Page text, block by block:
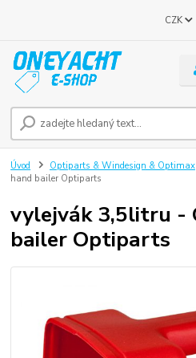
CZK
Úvod Optiparts & Windesign & Optimax
hand bailer Optiparts
vylejvák 3,5litru -
bailer Optiparts